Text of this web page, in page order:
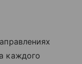
каждого